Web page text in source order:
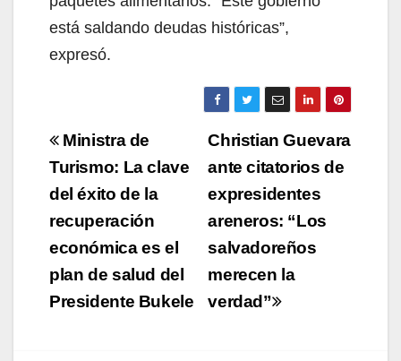
está saldando deudas históricas”,
expresó.
Navegación
de
entradas
Christian Guevara
ante citatorios de
expresidentes
areneros: “Los
salvadoreños
merecen la
verdad”
Ministra de
Turismo: La clave
del éxito de la
recuperación
económica es el
plan de salud del
Presidente Bukele